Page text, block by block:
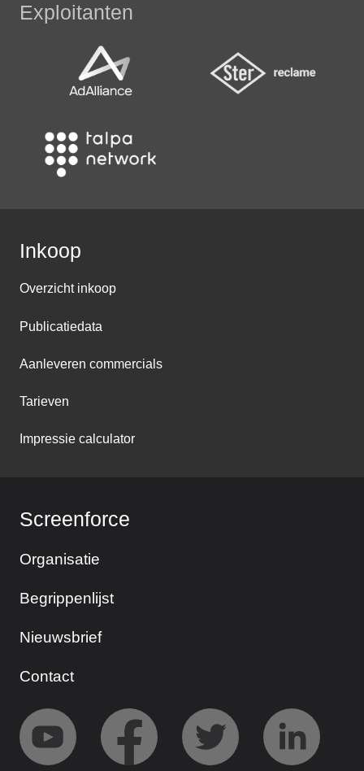
Exploitanten
Inkoop
Overzicht inkoop
Publicatiedata
Aanleveren commercials
Tarieven
Impressie calculator
Screenforce
Organisatie
Begrippenlijst
Nieuwsbrief
Contact